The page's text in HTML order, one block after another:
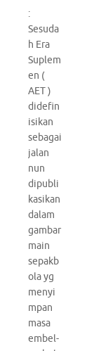
:
Sesuda
h Era
Suplem
en (
AET )
didefin
isikan
sebagai
jalan
nun
dipubli
kasikan
dalam
gambar
main
sepakb
ola yg
menyi
mpan
masa
embel-